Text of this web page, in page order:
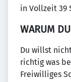
in Vollzeit 39
WARUM
Du willst
richtig was
Freiwilliges